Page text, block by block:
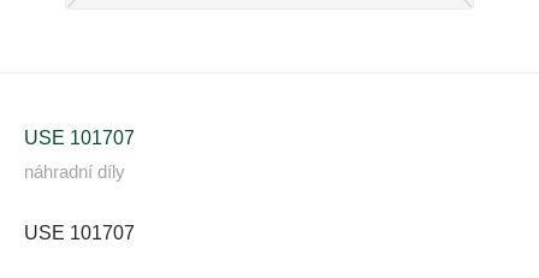
USE 101707
náhradní díly
USE 101707